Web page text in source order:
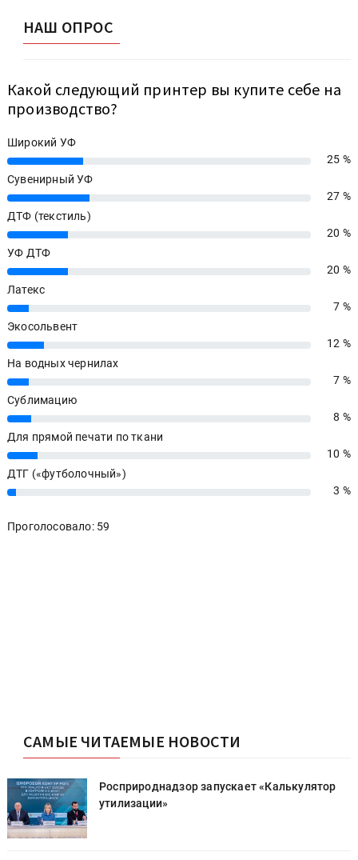
НАШ ОПРОС
Какой следующий принтер вы купите себе на
производство?
Широкий УФ
25%
25 %
Сувенирный УФ
27%
27 %
ДТФ (текстиль)
20%
20 %
УФ ДТФ
20%
20 %
Латекс
7%
7 %
Экосольвент
12%
12 %
На водных чернилах
7%
7 %
Сублимацию
8%
8 %
Для прямой печати по ткани
10%
10 %
ДТГ («футболочный»)
3% 3 %
Проголосовало: 59
САМЫЕ ЧИТАЕМЫЕ НОВОСТИ
Росприроднадзор запускает «Калькулятор
утилизации»